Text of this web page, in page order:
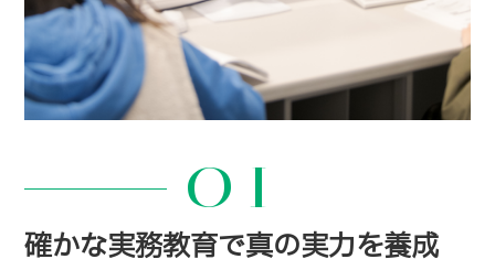
01
確かな実務教育で真の実力を養成